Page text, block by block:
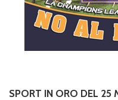
SPORT IN ORO DEL 25